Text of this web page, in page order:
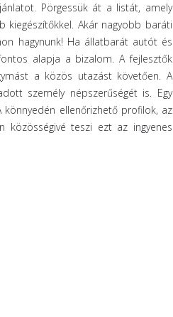
Pörgessük át a listát, amely
kiegészítőkkel. Akár nagyobb baráti
hagynunk! Ha állatbarát autót és
alapja a bizalom. A fejlesztők
a közös utazást követően. A
személy népszerűségét is. Egy
ellenőrizhető profilok, az
közösségivé teszi ezt az ingyenes